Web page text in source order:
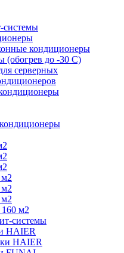
системы
кондиционеры
(обогрев до -30 C)
серверных
м2
системы
HAIER
HAIER